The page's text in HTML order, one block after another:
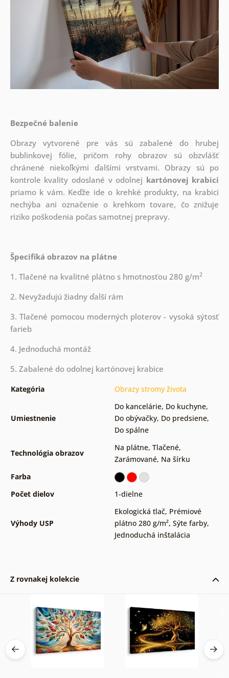
Bezpečné balenie
Obrazy vytvorené pre vás sú zabalené do hrubej
bublinkovej fólie, pričom rohy obrazov sú obzvlášť
chránené niekoľkými ďalšími vrstvami. Obrazy sú po
kontrole kvality odoslané v odolnej kartónovej krabici
priamo k vám. Keďže ide o krehké produkty, na krabici
nechýba ani označenie o krehkom tovare, čo znižuje
riziko poškodenia počas samotnej prepravy.
Špecifiká obrazov na plátne
1. Tlačené na kvalitné plátno s hmotnosťou 280 g/m2
2. Nevyžadujú žiadny ďalší rám
3. Tlačené pomocou moderných ploterov - vysoká sýtosť
farieb
4. Jednoduchá montáž
5. Zabalené do odolnej kartónovej krabice
Kategória Obrazy stromy života
Umiestnenie
Do kancelárie, Do kuchyne,
Do obývačky, Do predsiene,
Do spálne
Technológia obrazov
Na plátne, Tlačené,
Zarámované, Na šírku
Farba
Počet dielov
1-dielne
Výhody USP
Ekologická tlač, Prémiové
plátno 280 g/m², Sýte farby,
Jednoduchá inštalácia
Z rovnakej kolekcie